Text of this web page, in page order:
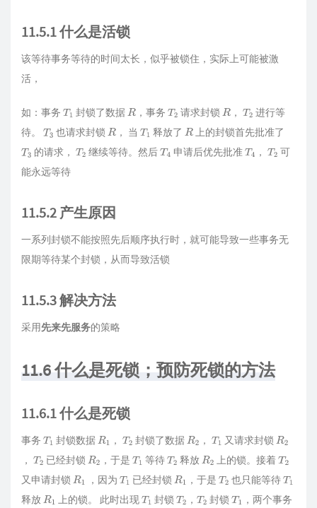
11.5.1 什么是活锁
该等待事务等待的时间太长，似乎被锁住，实际上可能被激
活，
如：事务 T1 封锁了数据R ，事务 T2 请求封锁R ， T2 进行等
待。 T3 也请求封锁R ， 当 T1 释放了R 上的封锁首先批准了
T3 的请求，T2 继续等待。然后T4 申请后优先批准 T4 ， T2 可
能永远等待
11.5.2 产生原因
一系列封锁不能按照先后顺序执行时，就可能导致一些事务无
限期等待某个封锁，从而导致活锁
11.5.3 解决方法
采用先来先服务的策略
11.6 什么是死锁；预防死锁的方法
11.6.1 什么是死锁
事务 T1 封锁数据R1 ，T2 封锁了数据R2 ，T1 又请求封锁R
2
， T2 已经封锁R2 ，于是T1 等待T2 释放R2 上的锁。接着T2
又申请封锁 R1 ，因为 T1 已经封锁R1 ，于是 T2 也只能等待T1
释放R1 上的锁。 此时出现 T1 封锁T2 ，T2 封锁T1 ，两个事务